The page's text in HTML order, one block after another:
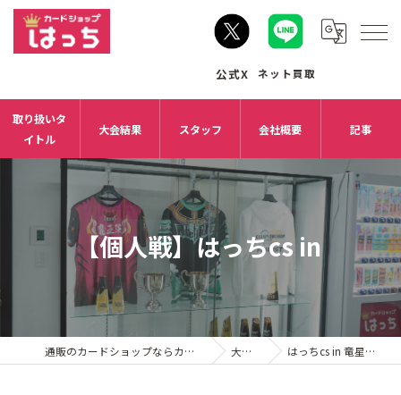
取り扱いタ
イトル
大会結果 スタッフ 会社概要 記事
【個人戦】はっちcs in
通販のカードショップならカードショップはっち 大会結果 はっちcs in 竜星の嵐名古屋店